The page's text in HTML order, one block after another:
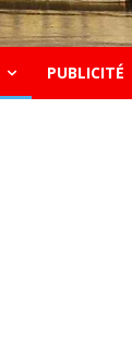
PUBLICITÉ